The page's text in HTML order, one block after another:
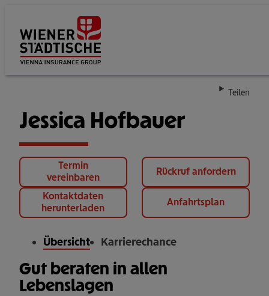
Teilen
Jessica Hofbauer
Termin
vereinbaren
Rückruf anfordern
Kontaktdaten
herunterladen
Anfahrtsplan
Übersicht Karrierechance
Gut beraten in allen
Lebenslagen